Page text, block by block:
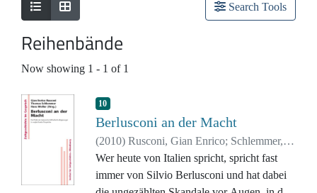
Search Tools
Reihenbände
Now showing 1 - 1 of 1
10
Berlusconi an der Macht
(2010) Rusconi, Gian Enrico; Schlemmer,
Thomas;Woller, Hans
Wer heute von Italien spricht, spricht fast
immer von Silvio Berlusconi und hat dabei